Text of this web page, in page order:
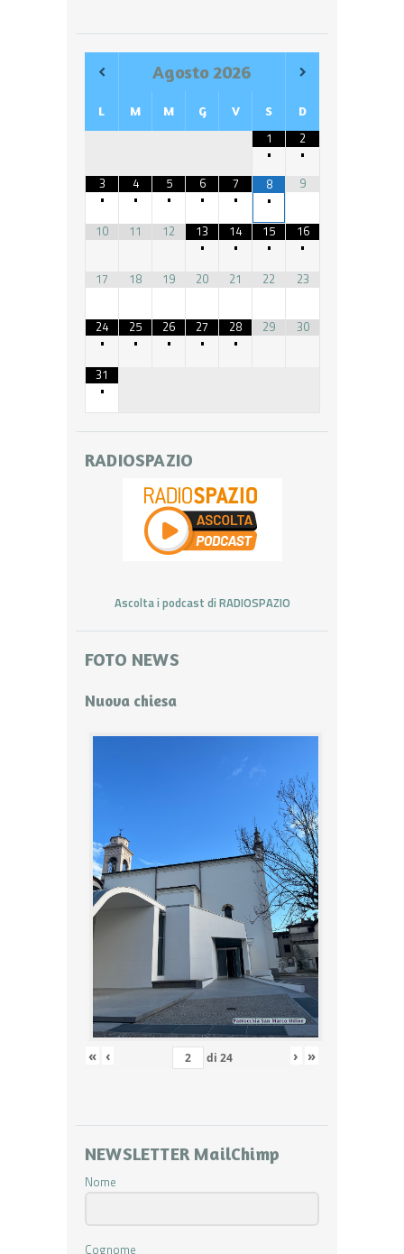
Agosto 2026
L M M G V S D
1
•
2
•
3
•
4
•
5
•
6
•
7
•
8
•
9
10 11 12
13
•
14
•
15
•
16
•
17
18 19 20 21 22 23
24
•
25
•
26
•
27
•
28
•
29 30
31
•
RADIOSPAZIO
Ascolta i podcast di RADIOSPAZIO
FOTO NEWS
Nuova chiesa
« ‹ di 24 › »
NEWSLETTER MailChimp
Nome
Cognome